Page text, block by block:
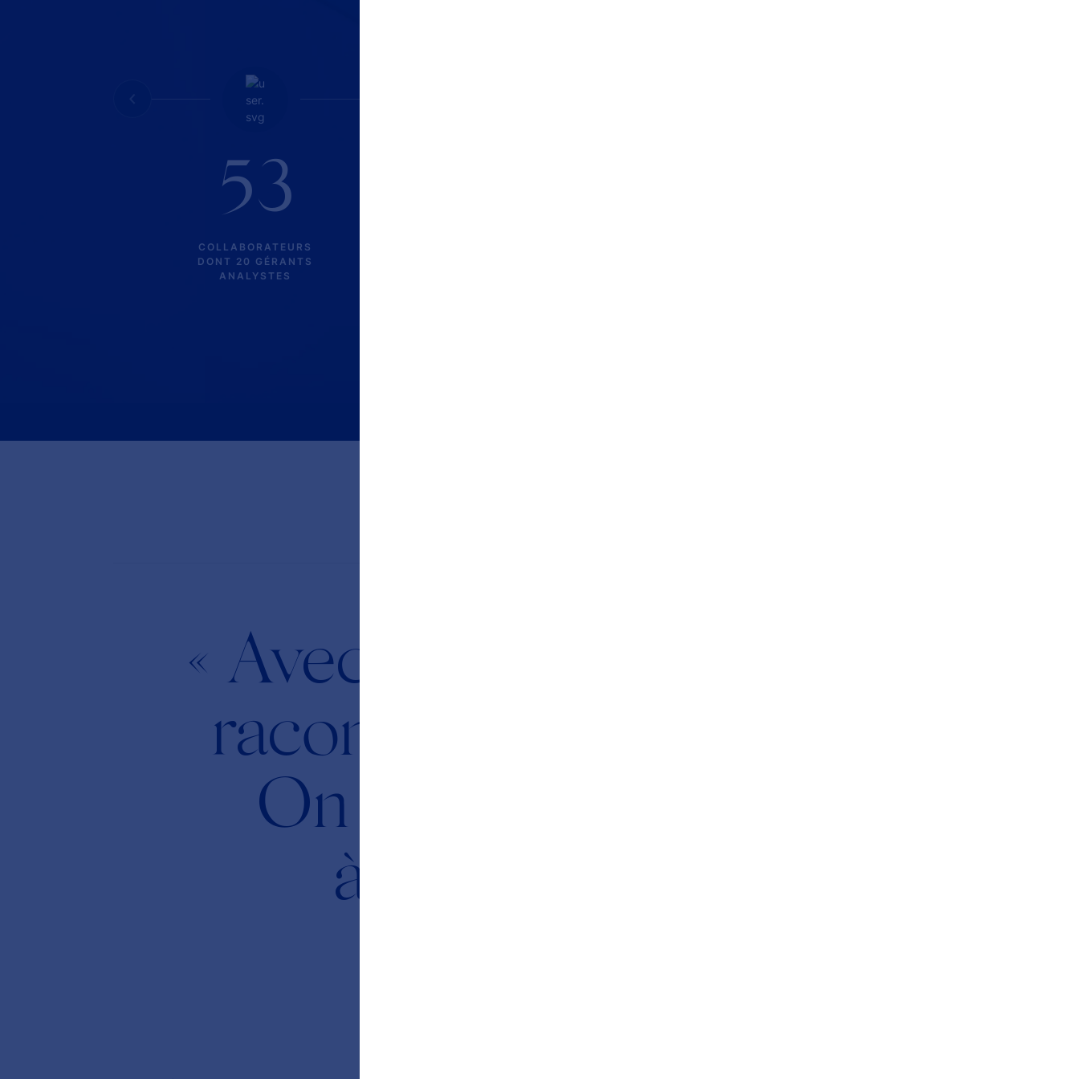
53
COLLABORATEURS
DONT 20 GÉRANTS
ANALYSTES
« Avec nos clients, on ne
raconte pas d’histoires.
On préfère les vivre
à leurs côtés. »